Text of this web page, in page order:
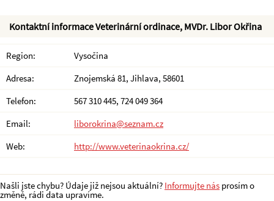
Kontaktní informace Veterinární ordinace, MVDr. Libor Okřina
Region:
Vysočina
Adresa:
Znojemská 81, Jihlava, 58601
Telefon:
567 310 445, 724 049 364
Email:
liborokrina@seznam.cz
Web:
http://www.veterinaokrina.cz/
Našli jste chybu? Údaje již nejsou aktuální? Informujte nás prosím o
změně, rádi data upravíme.